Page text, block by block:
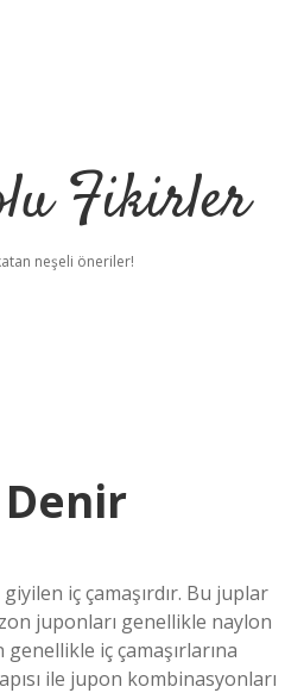
Fikirler
neşeli öneriler!
iç çamaşırdır. Bu juplar
juponları genellikle naylon
iç çamaşırlarına
ile jupon kombinasyonları